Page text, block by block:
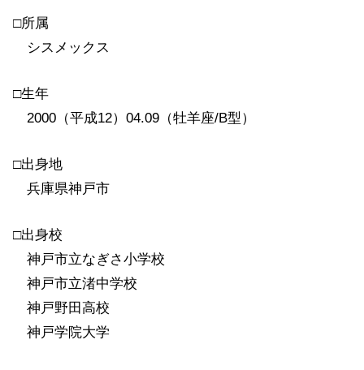
□所属
シスメックス
□生年
2000（平成12）04.09（牡羊座/B型）
□出身地
兵庫県神戸市
□出身校
神戸市立なぎさ小学校
神戸市立渚中学校
神戸野田高校
神戸学院大学